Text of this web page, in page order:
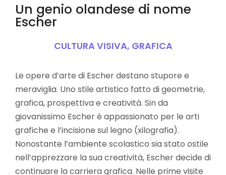
Un genio olandese di nome
Escher
CULTURA VISIVA, GRAFICA
Le opere d’arte di Escher destano stupore e
meraviglia. Uno stile artistico fatto di geometrie,
grafica, prospettiva e creatività. Sin da
giovanissimo Escher è appassionato per le arti
grafiche e l’incisione sul legno (xilografia).
Nonostante l’ambiente scolastico sia stato ostile
nell’apprezzare la sua creatività, Escher decide di
continuare la carriera grafica. Nelle prime visite